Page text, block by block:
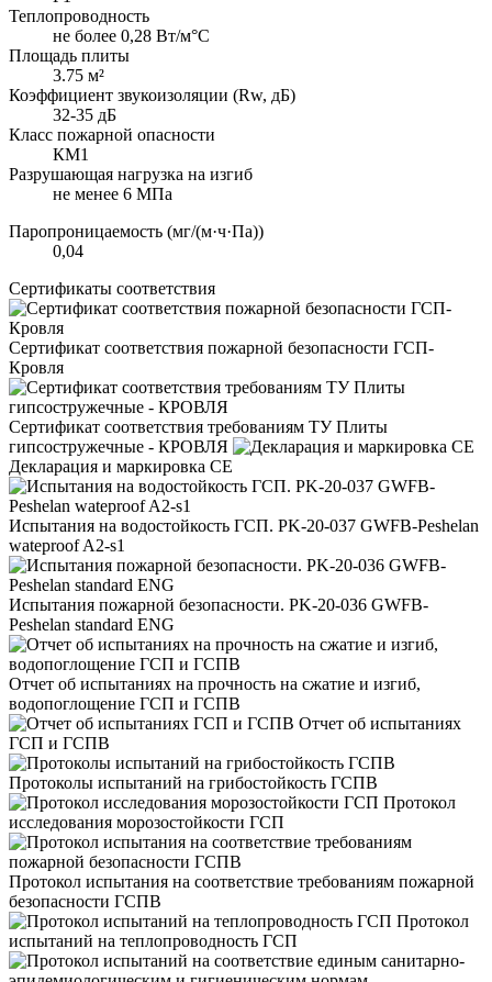
Теплопроводность
не более 0,28 Вт/м°С
Площадь плиты
3.75 м²
Коэффициент звукоизоляции (Rw, дБ)
32-35 дБ
Класс пожарной опасности
КМ1
Разрушающая нагрузка на изгиб
не менее 6 МПа
Паропроницаемость (мг/(м·ч·Па))
0,04
Сертификаты соответствия
Сертификат соответствия пожарной безопасности ГСП-
Кровля
Сертификат соответствия требованиям ТУ Плиты
гипсостружечные - КРОВЛЯ
Декларация и маркировка CE
Испытания на водостойкость ГСП. PK-20-037 GWFB-Peshelan
wateproof A2-s1
Испытания пожарной безопасности. PK-20-036 GWFB-
Peshelan standard ENG
Отчет об испытаниях на прочность на сжатие и изгиб,
водопоглощение ГСП и ГСПВ
Отчет об испытаниях
ГСП и ГСПВ
Протоколы испытаний на грибостойкость ГСПВ
Протокол
исследования морозостойкости ГСП
Протокол испытания на соответствие требованиям пожарной
безопасности ГСПВ
Протокол
испытаний на теплопроводность ГСП